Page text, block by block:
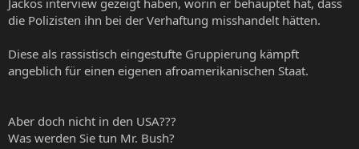
die Polizisten ihn bei der Verhaftung misshandelt hätten.
Diese als rassistisch eingestufte Gruppierung kämpft
angeblich für einen eigenen afroamerikanischen Staat.
Aber doch nicht in den USA???
Was werden Sie tun Mr. Bush?